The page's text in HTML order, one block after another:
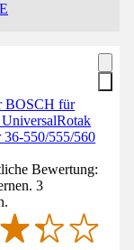
BOSCH für
UniversalRotak
36-550/555/560
Bewertung:
3